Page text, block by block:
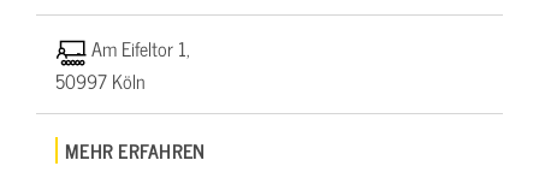
Am Eifeltor 1,
50997 Köln
MEHR ERFAHREN